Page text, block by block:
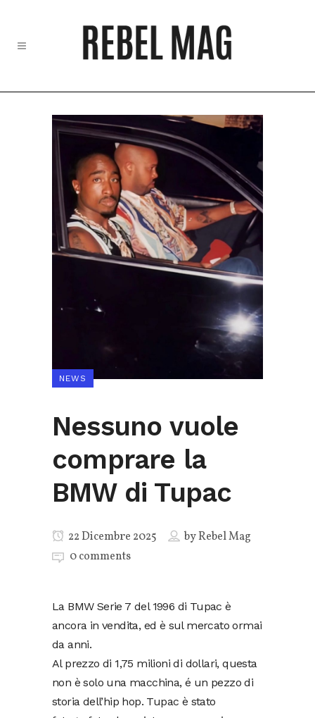
NEWS
Nessuno vuole
comprare la
BMW di Tupac
22 Dicembre 2025 byRebel Mag
0 comments
La BMW Serie 7 del 1996 di Tupac è
ancora in vendita, ed è sul mercato ormai
da anni.
Al prezzo di 1,75 milioni di dollari, questa
non è solo una macchina, é un pezzo di
storia dell’hip hop. Tupac è stato